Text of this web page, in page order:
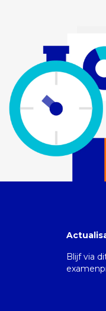
Blijf via